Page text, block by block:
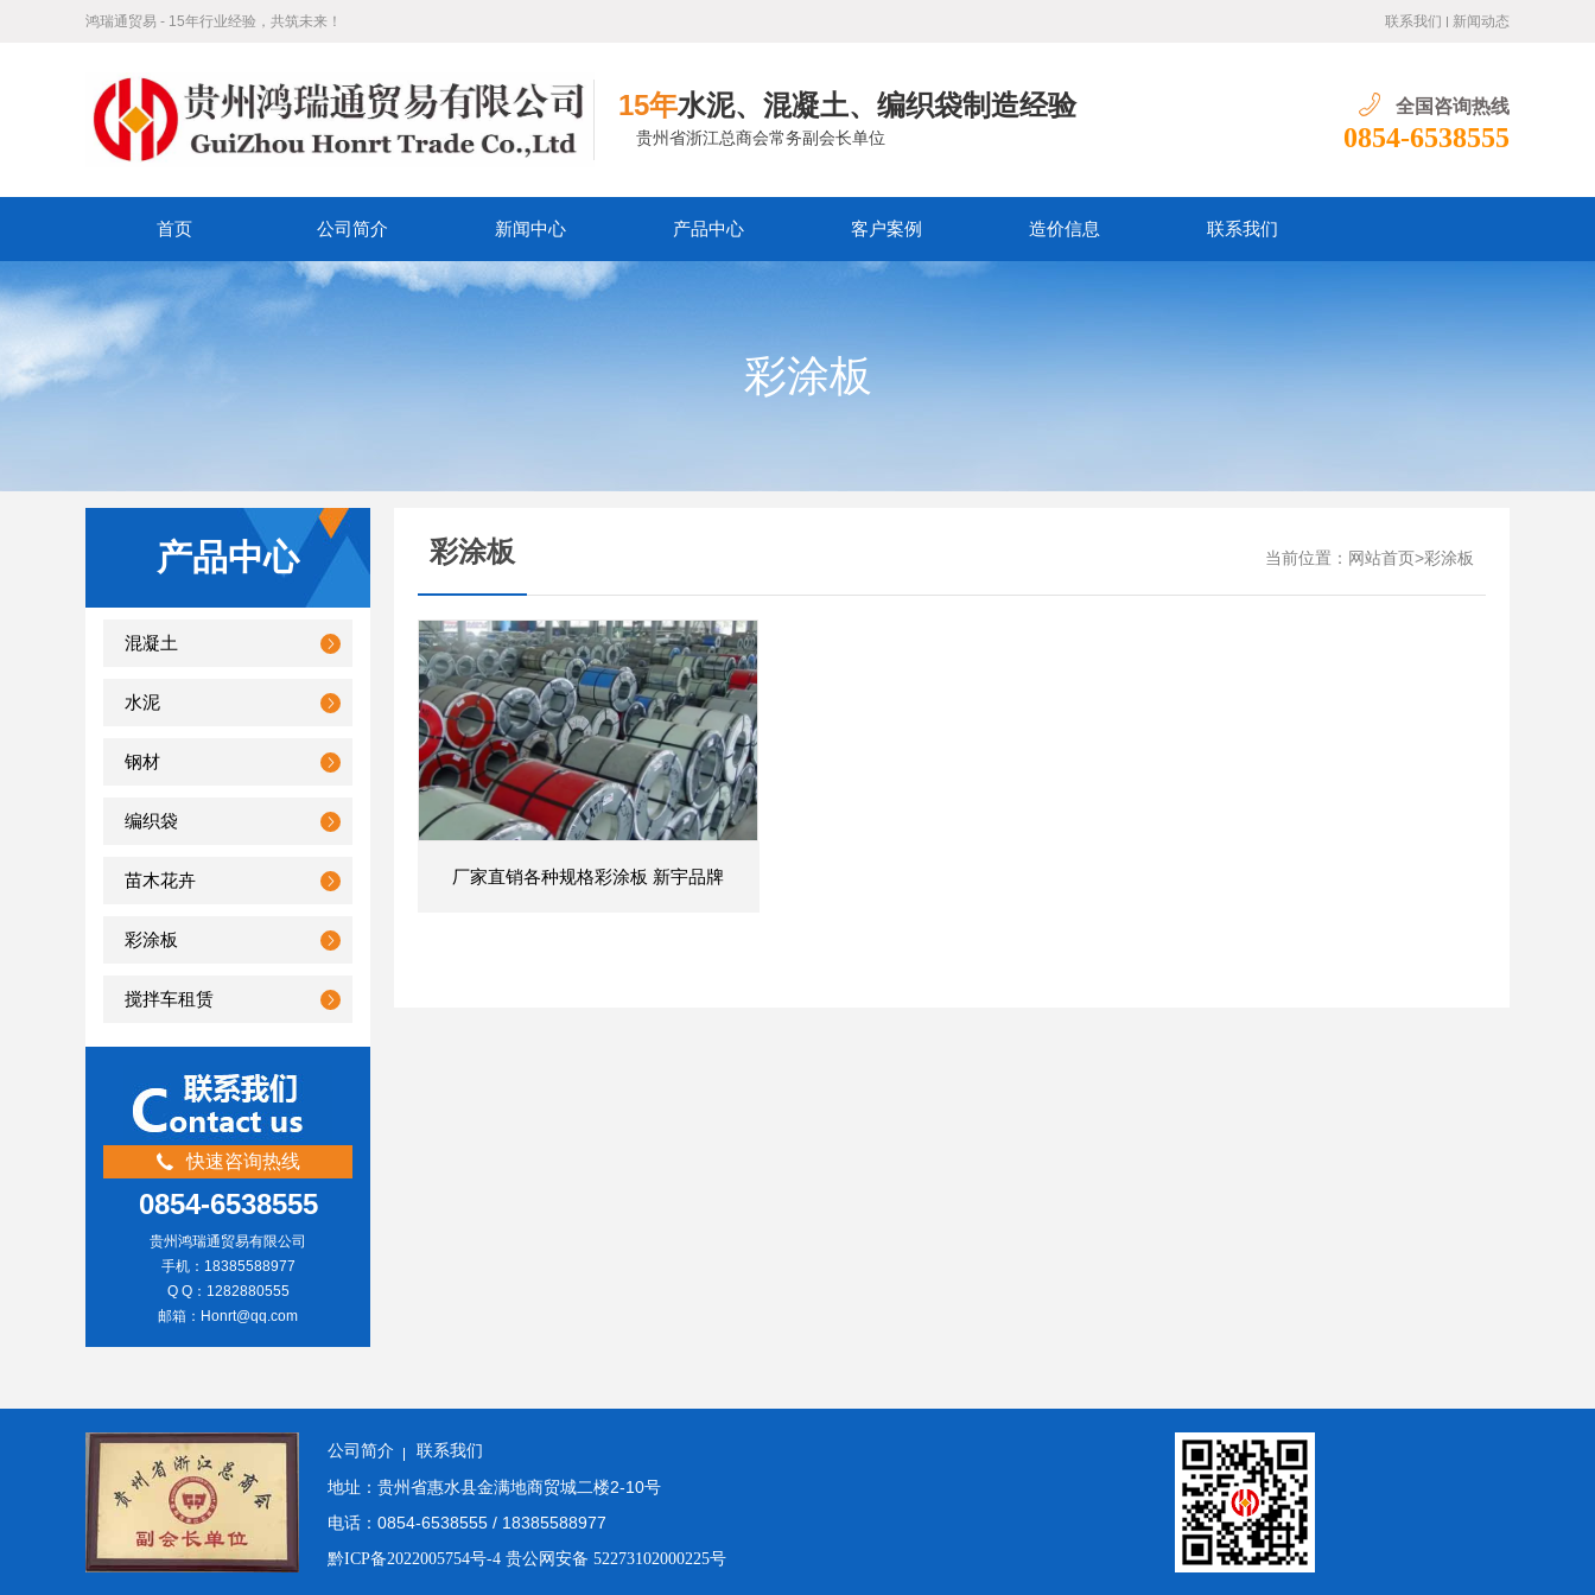
鸿瑞通贸易 - 15年行业经验，共筑未来！ 联系我们 新闻动态
15年水泥、混凝土、编织袋制造经验
贵州省浙江总商会常务副会长单位
全国咨询热线
0854-6538555
首页 公司简介 新闻中心 产品中心 客户案例 造价信息 联系我们
彩涂板
产品中心
混凝土
水泥
钢材
编织袋
苗木花卉
彩涂板
搅拌车租赁
快速咨询热线
0854-6538555
贵州鸿瑞通贸易有限公司
手机：18385588977
Q Q：1282880555
邮箱：Honrt@qq.com
彩涂板 当前位置： 网站首页 >彩涂板
厂家直销各种规格彩涂板 新宇品牌
公司简介 联系我们
地址：贵州省惠水县金满地商贸城二楼2-10号
电话：0854-6538555 / 18385588977
黔ICP备2022005754号-4 贵公网安备 52273102000225号